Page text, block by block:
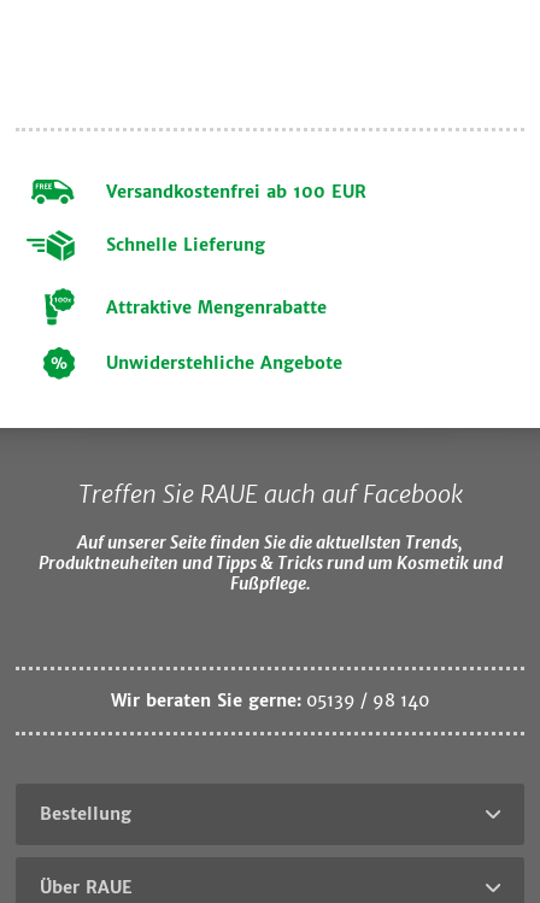
Versandkostenfrei ab 100 EUR
Schnelle Lieferung
Attraktive Mengenrabatte
Unwiderstehliche Angebote
Treffen Sie RAUE auch auf Facebook
Auf unserer Seite finden Sie die aktuellsten Trends,
Produktneuheiten und Tipps & Tricks rund um Kosmetik und
Fußpflege.
Wir beraten Sie gerne: 05139 / 98 140
Bestellung
Über RAUE